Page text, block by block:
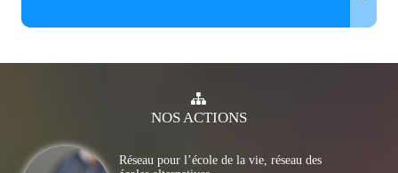
NOSACTIONS
Réseau pour l’école de la vie, réseau des